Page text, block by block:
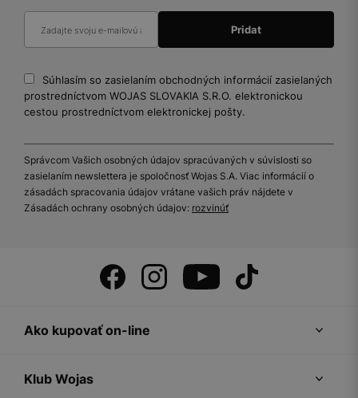
Súhlasím so zasielaním obchodných informácií zasielaných
prostredníctvom WOJAS SLOVAKIA S.R.O. elektronickou
cestou prostredníctvom elektronickej pošty.
Správcom Vašich osobných údajov spracúvaných v súvislosti so
zasielaním newslettera je spoločnosť Wojas S.A. Viac informácií o
zásadách spracovania údajov vrátane vašich práv nájdete v
Zásadách ochrany osobných údajov: rozvinúť
Ako kupovať on-line
Klub Wojas